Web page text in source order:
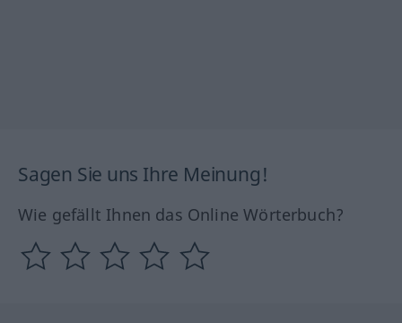
Sagen Sie uns Ihre Meinung!
Wie gefällt Ihnen das Online Wörterbuch?